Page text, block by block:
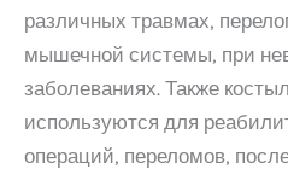
различных травмах,
мышечной системы, при
заболеваниях. Также
используются для
операций, переломов,